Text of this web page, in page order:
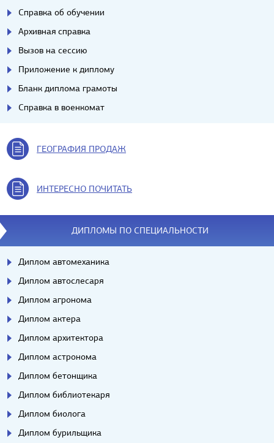
Справка об обучении
Архивная справка
Вызов на сессию
Приложение к диплому
Бланк диплома грамоты
Справка в военкомат
ГЕОГРАФИЯ ПРОДАЖ
ИНТЕРЕСНО ПОЧИТАТЬ
ДИПЛОМЫ ПО СПЕЦИАЛЬНОСТИ
Диплом автомеханика
Диплом автослесаря
Диплом агронома
Диплом актера
Диплом архитектора
Диплом астронома
Диплом бетонщика
Диплом библиотекаря
Диплом биолога
Диплом бурильщика